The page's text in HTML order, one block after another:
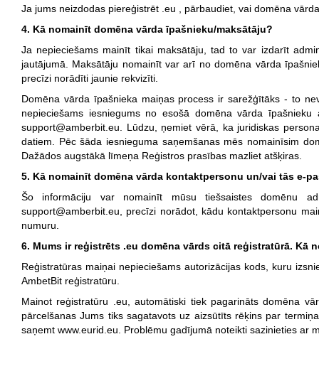
Ja jums neizdodas piereģistrēt .eu , pārbaudiet, vai domēna
4. Kā nomainīt domēna vārda īpašnieku/maksātāju?
Ja nepieciešams mainīt tikai maksātāju, tad to var izdarīt
jautājumā. Maksātāju nomainīt var arī no domēna vārda
precīzi norādīti jaunie rekvizīti.
Domēna vārda īpašnieka maiņas process ir sarežģītāks - to
nepieciešams iesniegums no esošā domēna vārda
support@amberbit.eu. Lūdzu, ņemiet vērā, ka juridiskas
datiem. Pēc šāda iesnieguma saņemšanas mēs nomainīsim
Dažādos augstākā līmeņa Reģistros prasības mazliet atšķiras.
5. Kā nomainīt domēna vārda kontaktpersonu un/vai tās e-
Šo informāciju var nomainīt mūsu tiešsaistes domēnu
support@amberbit.eu, precīzi norādot, kādu kontaktpersonu
numuru.
6. Mums ir reģistrēts .eu domēna vārds citā reģistratūrā. Kā
Reģistratūras maiņai nepieciešams autorizācijas kods, kuru
AmbetBit reģistratūru.
Mainot reģistratūru .eu, automātiski tiek pagarināts domēna
pārcelšanas Jums tiks sagatavots uz aizsūtīts rēķins par
saņemt www.eurid.eu. Problēmu gadījumā noteikti sazinieties ar